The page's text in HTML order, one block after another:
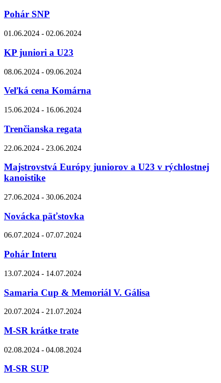
Pohár SNP
01.06.2024 - 02.06.2024
KP juniori a U23
08.06.2024 - 09.06.2024
Veľká cena Komárna
15.06.2024 - 16.06.2024
Trenčianska regata
22.06.2024 - 23.06.2024
Majstrovstvá Európy juniorov a U23 v rýchlostnej
kanoistike
27.06.2024 - 30.06.2024
Novácka päťstovka
06.07.2024 - 07.07.2024
Pohár Interu
13.07.2024 - 14.07.2024
Samaria Cup & Memoriál V. Gálisa
20.07.2024 - 21.07.2024
M-SR krátke trate
02.08.2024 - 04.08.2024
M-SR SUP